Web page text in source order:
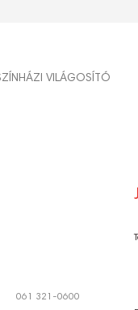
VILÁGOSÍTÓ
061 321-0600